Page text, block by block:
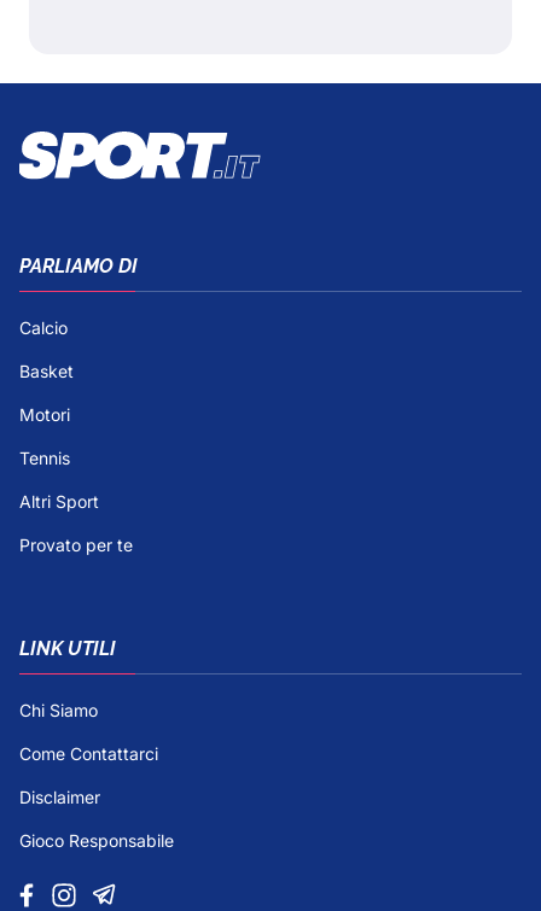
PARLIAMO DI
Calcio
Basket
Motori
Tennis
Altri Sport
Provato per te
LINK UTILI
Chi Siamo
Come Contattarci
Disclaimer
Gioco Responsabile